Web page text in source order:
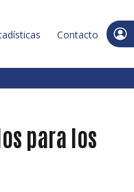
Contacto
para los